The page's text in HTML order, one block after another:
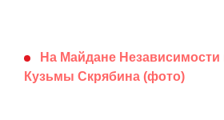
На Майдане Независимости
Кузьмы Скрябина (фото)